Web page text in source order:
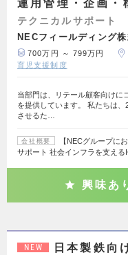
運用管理・企画・
テクニカルサポート
NECフィールディング
700万円 ～ 799万円
育児支援制度
当部門は、リテール顧客向けに
を提供しています。 私たちは
させるた…
会社概要
【NECグループに
サポート 社会インフラを支え
興味あ
NEW
日本製鉄向